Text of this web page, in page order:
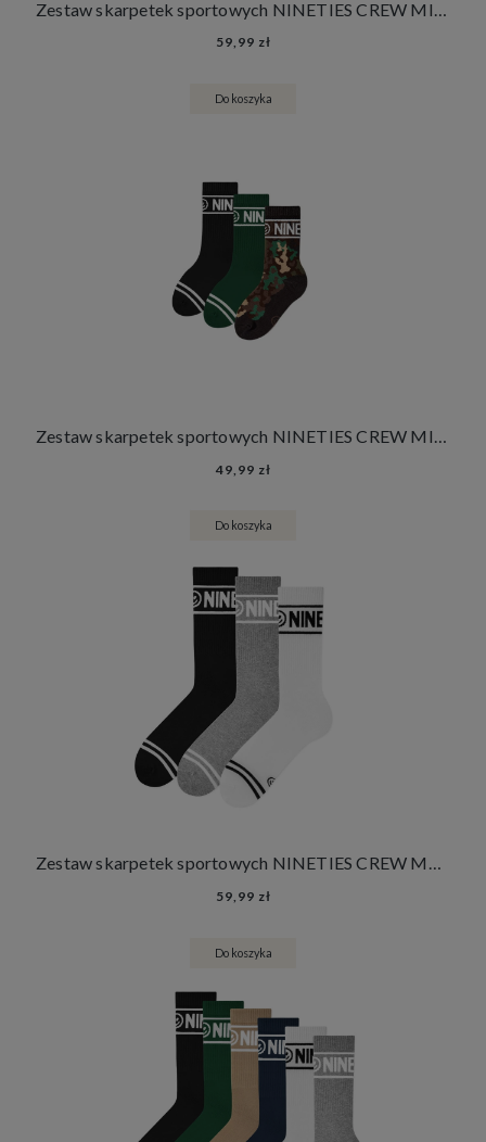
59,99 zł
Do koszyka
Zestaw skarpetek sportowych NINETIES CREW MILITARY PANTHERA KIDS 3 PACK
49,99 zł
Do koszyka
Zestaw skarpetek sportowych NINETIES CREW MONO 3 PACK
59,99 zł
Do koszyka